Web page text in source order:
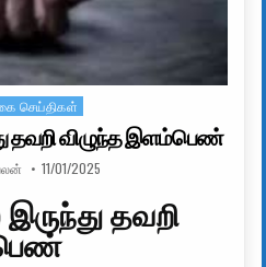
in
செய்திகள்
தவறி விழுந்த இளம்பெண்
PUBLISHED DATE:
11/01/2025
இருந்து தவறி